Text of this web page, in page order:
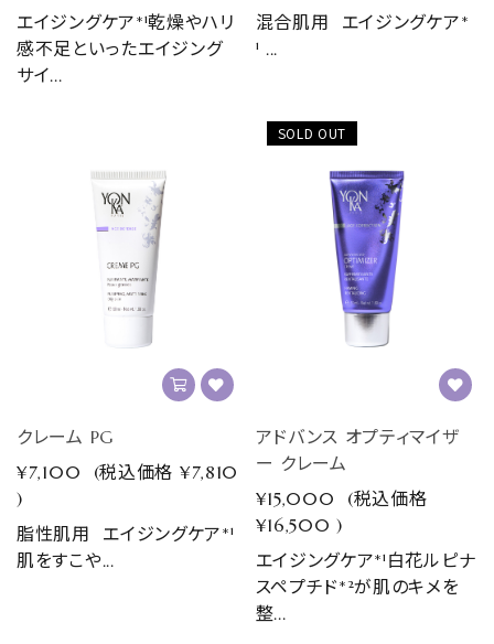
エイジングケア*¹乾燥やハリ
感不足といったエイジング
サイ...
混合肌用 エイジングケア*
¹ ...
クレーム PG
¥7,100
(税込価格 ¥7,810
)
脂性肌用 エイジングケア*¹
肌をすこや...
SOLD OUT
アドバンス オプティマイザ
ー クレーム
¥15,000
(税込価格
¥16,500 )
エイジングケア*¹白花ルピナ
スペプチド*²が肌のキメを
整...